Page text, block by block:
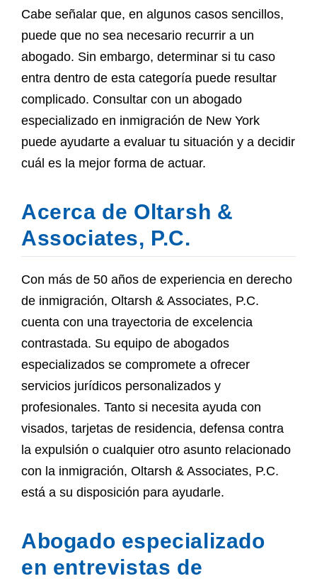
Cabe señalar que, en algunos casos sencillos,
puede que no sea necesario recurrir a un
abogado. Sin embargo, determinar si tu caso
entra dentro de esta categoría puede resultar
complicado. Consultar con un abogado
especializado en inmigración de New York
puede ayudarte a evaluar tu situación y a decidir
cuál es la mejor forma de actuar.
Acerca de Oltarsh &
Associates, P.C.
Con más de 50 años de experiencia en derecho
de inmigración, Oltarsh & Associates, P.C.
cuenta con una trayectoria de excelencia
contrastada. Su equipo de abogados
especializados se compromete a ofrecer
servicios jurídicos personalizados y
profesionales. Tanto si necesita ayuda con
visados, tarjetas de residencia, defensa contra
la expulsión o cualquier otro asunto relacionado
con la inmigración, Oltarsh & Associates, P.C.
está a su disposición para ayudarle.
Abogado especializado
en entrevistas de